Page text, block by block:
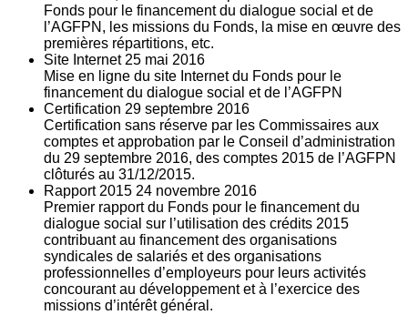
Fonds pour le financement du dialogue social et de
l’AGFPN, les missions du Fonds, la mise en œuvre des
premières répartitions, etc.
Site Internet 25 mai 2016
Mise en ligne du site Internet du Fonds pour le
financement du dialogue social et de l’AGFPN
Certification 29 septembre 2016
Certification sans réserve par les Commissaires aux
comptes et approbation par le Conseil d’administration
du 29 septembre 2016, des comptes 2015 de l’AGFPN
clôturés au 31/12/2015.
Rapport 2015 24 novembre 2016
Premier rapport du Fonds pour le financement du
dialogue social sur l’utilisation des crédits 2015
contribuant au financement des organisations
syndicales de salariés et des organisations
professionnelles d’employeurs pour leurs activités
concourant au développement et à l’exercice des
missions d’intérêt général.